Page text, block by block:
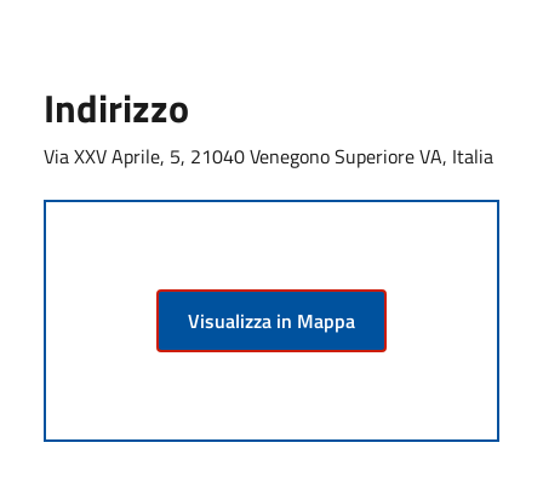
Indirizzo
Via XXV Aprile, 5, 21040 Venegono Superiore VA, Italia
Visualizza in Mappa